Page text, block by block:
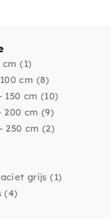
cm(1)
cm (8)
150 cm(10)
200 cm(9)
250 cm(2)
grijs(1)
(4)